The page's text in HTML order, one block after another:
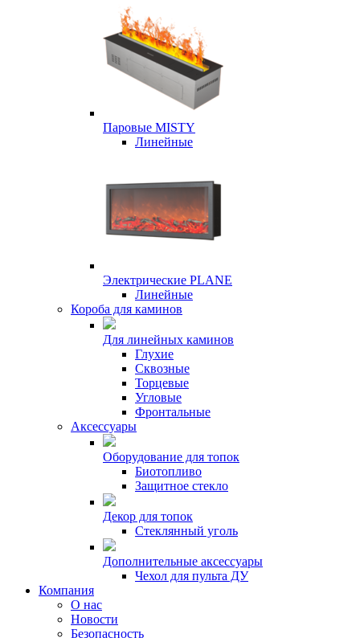
Паровые MISTY
Линейные
Электрические PLANE
Линейные
Короба для каминов
Для линейных каминов
Глухие
Сквозные
Торцевые
Угловые
Фронтальные
Аксессуары
Оборудование для топок
Биотопливо
Защитное стекло
Декор для топок
Стеклянный уголь
Дополнительные аксессуары
Чехол для пульта ДУ
Компания
О нас
Новости
Безопасность